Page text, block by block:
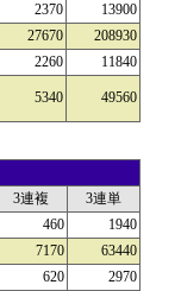
2370
13900
27670
208930
2260 11840
5340 49560
3連複
3連単
460
1940
7170
63440
620
2970